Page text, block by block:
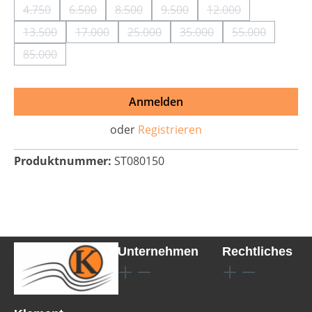
4.750(Diese Option ist zurzeit nicht verfügbar.)
6.500(Diese Option ist zurzeit nicht verfügbar.)
8.500(Diese Option ist zurzeit nicht
9.500(Diese Option ist zurzeit
12.000(Diese Option ist
13.500(Diese Option ist zurzeit nicht verfügbar.)
17.000(Diese Option ist zurzeit nicht verfügbar.)
25.000(Diese Option ist zurzeit nicht
35.000(Diese Option ist
55.000
(Diese
85.000(Diese Option ist zurzeit nicht verfügbar.)
Anmelden
oder Registrieren
Produktnummer: ST080150
Unternehmen Rechtliches